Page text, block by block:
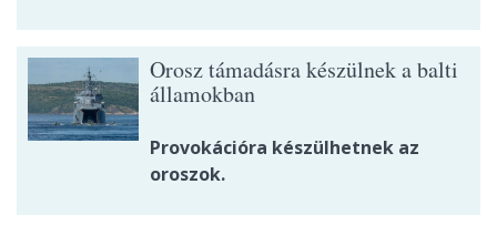
Orosz támadásra készülnek a balti
államokban
Provokációra készülhetnek az
oroszok.